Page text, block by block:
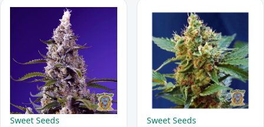
Sweet Seeds Sweet Seeds